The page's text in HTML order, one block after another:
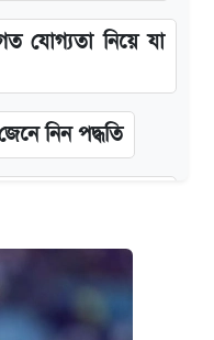
যোগ্যতা নিয়ে যা
নিন পদ্ধতি
জানাল কর্তৃপক্ষ